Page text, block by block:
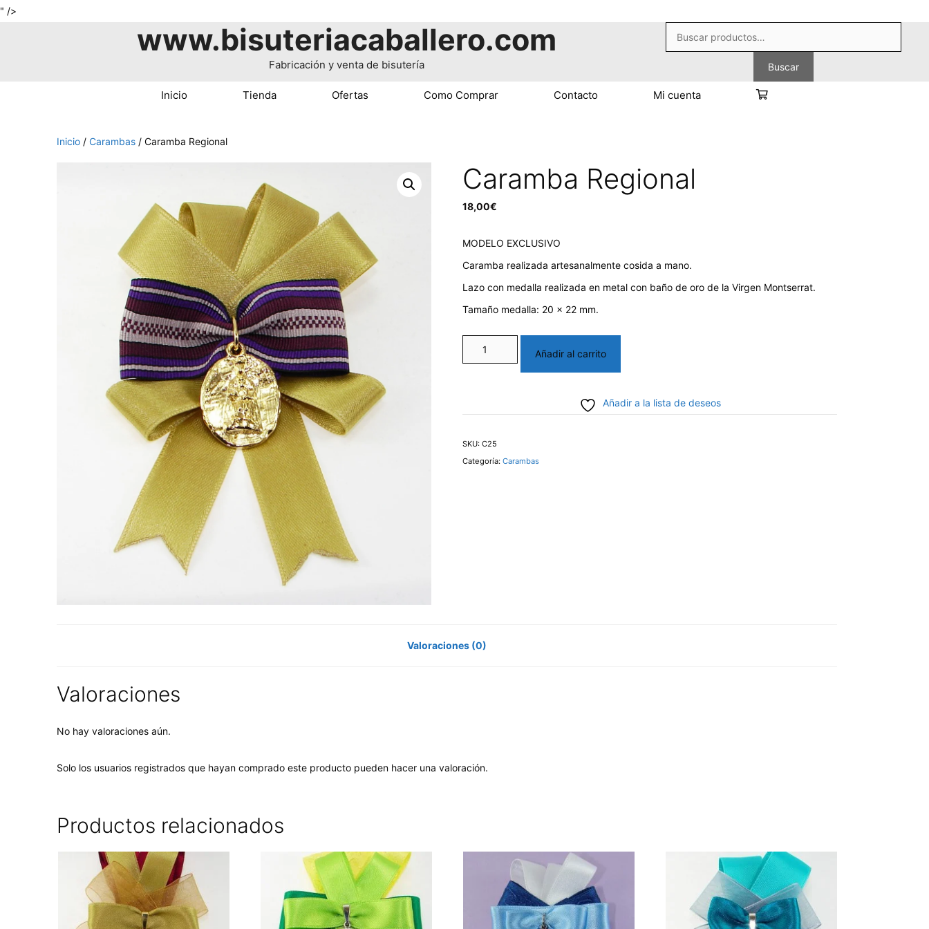
" />
Buscar
por:
Buscar
www.bisuteriacaballero.com
Fabricación y venta de bisutería
Inicio Tienda Ofertas Como Comprar Contacto Mi cuenta
Inicio / Carambas / Caramba Regional
Caramba Regional
18,00€
MODELO EXCLUSIVO
Caramba realizada artesanalmente cosida a mano.
Lazo con medalla realizada en metal con baño de oro de la Virgen Montserrat.
Tamaño medalla: 20 x 22 mm.
Caramba
Regional
Añadir al carrito
Añadir a la lista de deseos
SKU:C25
Categoría:Carambas
Valoraciones (0)
Valoraciones
No hay valoraciones aún.
Solo los usuarios registrados que hayan comprado este producto pueden hacer una valoración.
Productos relacionados